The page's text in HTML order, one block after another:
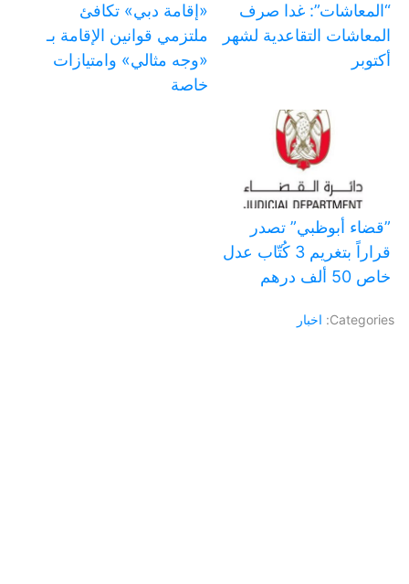
“المعاشات”: غدا صرف
المعاشات التقاعدية لشهر
أكتوبر
«إقامة دبي» تكافئ
ملتزمي قوانين الإقامة بـ
«وجه مثالي» وامتيازات
خاصة
‏”قضاء أبوظبي” تصدر
قراراً بتغريم 3 كُتّاب عدل
خاص 50 ألف درهم
Categories: اخبار